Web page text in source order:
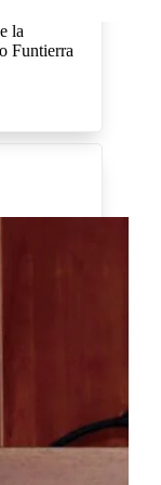
la
Funtierra